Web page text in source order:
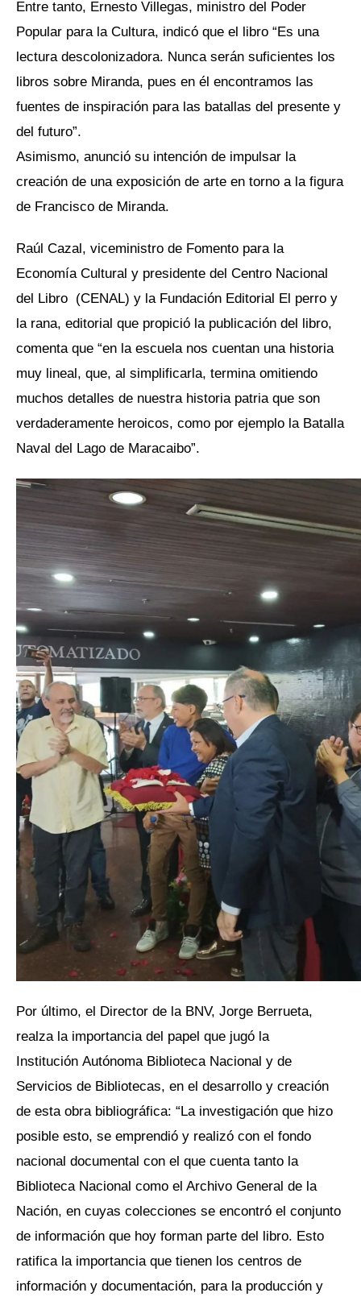
Entre tanto, Ernesto Villegas, ministro del Poder
Popular para la Cultura, indicó que el libro “Es una
lectura descolonizadora. Nunca serán suficientes los
libros sobre Miranda, pues en él encontramos las
fuentes de inspiración para las batallas del presente y
del futuro”.
Asimismo, anunció su intención de impulsar la
creación de una exposición de arte en torno a la figura
de Francisco de Miranda.
Raúl Cazal, viceministro de Fomento para la
Economía Cultural y presidente del Centro Nacional
del Libro (CENAL) y la Fundación Editorial El perro y
la rana, editorial que propició la publicación del libro,
comenta que “en la escuela nos cuentan una historia
muy lineal, que, al simplificarla, termina omitiendo
muchos detalles de nuestra historia patria que son
verdaderamente heroicos, como por ejemplo la Batalla
Naval del Lago de Maracaibo”.
Por último, el Director de la BNV, Jorge Berrueta,
realza la importancia del papel que jugó la
Institución Autónoma Biblioteca Nacional y de
Servicios de Bibliotecas, en el desarrollo y creación
de esta obra bibliográfica: “La investigación que hizo
posible esto, se emprendió y realizó con el fondo
nacional documental con el que cuenta tanto la
Biblioteca Nacional como el Archivo General de la
Nación, en cuyas colecciones se encontró el conjunto
de información que hoy forman parte del libro. Esto
ratifica la importancia que tienen los centros de
información y documentación, para la producción y